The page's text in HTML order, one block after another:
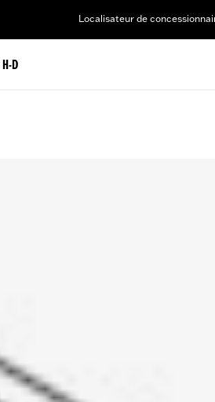
Localisateur de
H-D